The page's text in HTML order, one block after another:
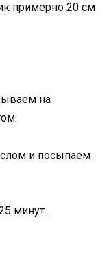
примерно 20 см
на
и посыпаем
минут.